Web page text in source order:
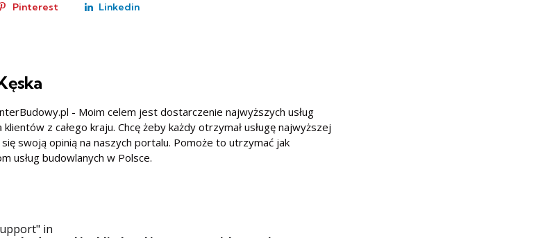
Pinterest Linkedin
- Moim celem jest dostarczenie najwyższych usług
z całego kraju. Chcę żeby każdy otrzymał usługę najwyższej
swoją opinią na naszych portalu. Pomoże to utrzymać jak
usług budowlanych w Polsce.
in